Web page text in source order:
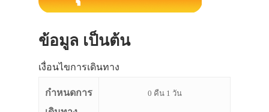
ข้อมูล เป็นต้น
เงื่อนไขการเดินทาง
กำหนดการ
0 คืน 1 วัน